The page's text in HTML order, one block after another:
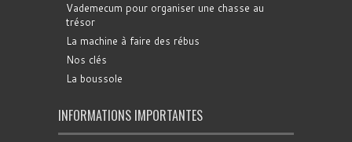
Vademecum pour organiser une chasse au
trésor
La machine à faire des rébus
Nos clés
La boussole
INFORMATIONS IMPORTANTES